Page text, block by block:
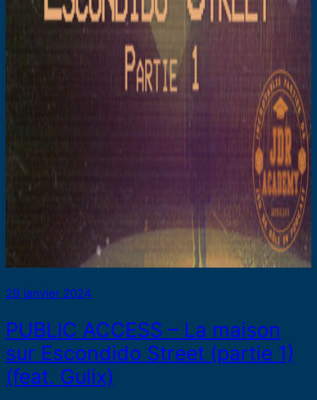
29 janvier 2024
PUBLIC ACCESS – La maison
sur Escondido Street (partie 1)
(feat. Gulix)